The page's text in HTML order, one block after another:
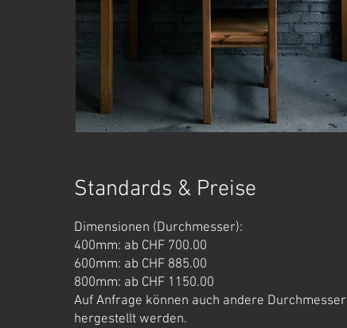
Standards & Preise
Dimensionen (Durchmesser):
400mm: ab CHF 700.00
600mm: ab CHF 885.00
800mm: ab CHF 1150.00
Auf Anfrage können auch andere Durchmesser
hergestellt werden.